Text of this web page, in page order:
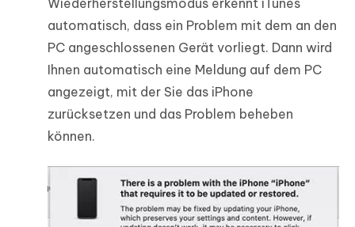
Wiederherstellungsmodus erkennt iTunes
automatisch, dass ein Problem mit dem an den
PC angeschlossenen Gerät vorliegt. Dann wird
Ihnen automatisch eine Meldung auf dem PC
angezeigt, mit der Sie das iPhone
zurücksetzen und das Problem beheben
können.